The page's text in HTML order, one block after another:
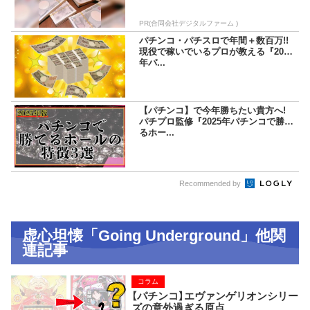
PR(合同会社デジタルファーム )
パチンコ・パチスロで年間＋数百万!!
現役で稼いでいるプロが教える『2025
年パ...
【パチンコ】で今年勝ちたい貴方へ!
パチプロ監修『2025年パチンコで勝て
るホー...
Recommended by
虚心坦懐「Going Underground」他関
連記事
【パチンコ】エヴァンゲリオンシリー
コラム